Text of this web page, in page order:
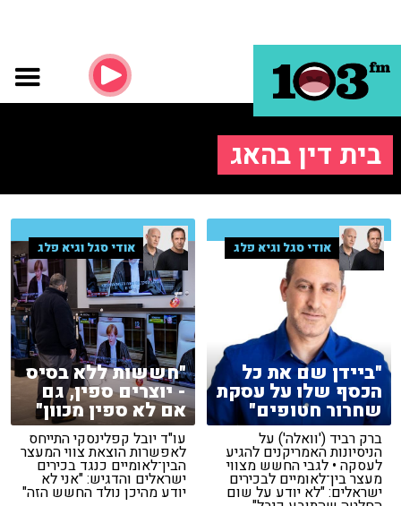
בית דין בהאג
אודי סגל וגיא פלג
"ביידן שם את כל
הכסף שלו על עסקת
שחרור חטופים"
ברק רביד ('וואלה') על
הניסיונות האמריקנים להגיע
לעסקה • לגבי החשש מצווי
מעצר בין־לאומיים לבכירים
ישראלים: "לא יודע על שום
אודי סגל וגיא פלג
"חששות ללא בסיס
- יוצרים ספין, גם
אם לא ספין מכוון"
עו"ד יובל קפלינסקי התייחס
לאפשרות הוצאת צווי המעצר
הבין־לאומיים כנגד בכירים
ישראלים והדגיש: "אני לא
יודע מהיכן נולד החשש הזה"